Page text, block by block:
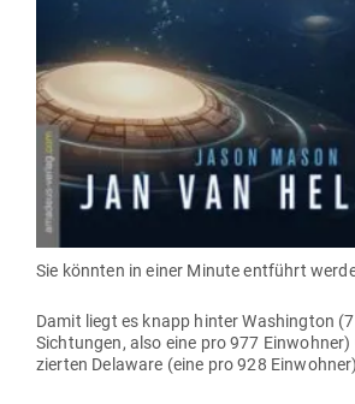
Sie könnten in einer Minute ent­führt
Damit liegt es knapp hinter Washington
Sich­tungen, also eine pro 977
zierten Delaware (eine pro 928